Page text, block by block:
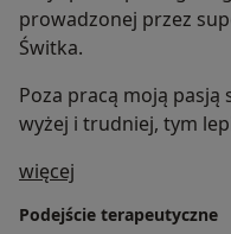
prowadzonej przez
Świtka.
Poza pracą moją pasją
wyżej i trudniej, tym
więcej
Podejście terapeutyczne